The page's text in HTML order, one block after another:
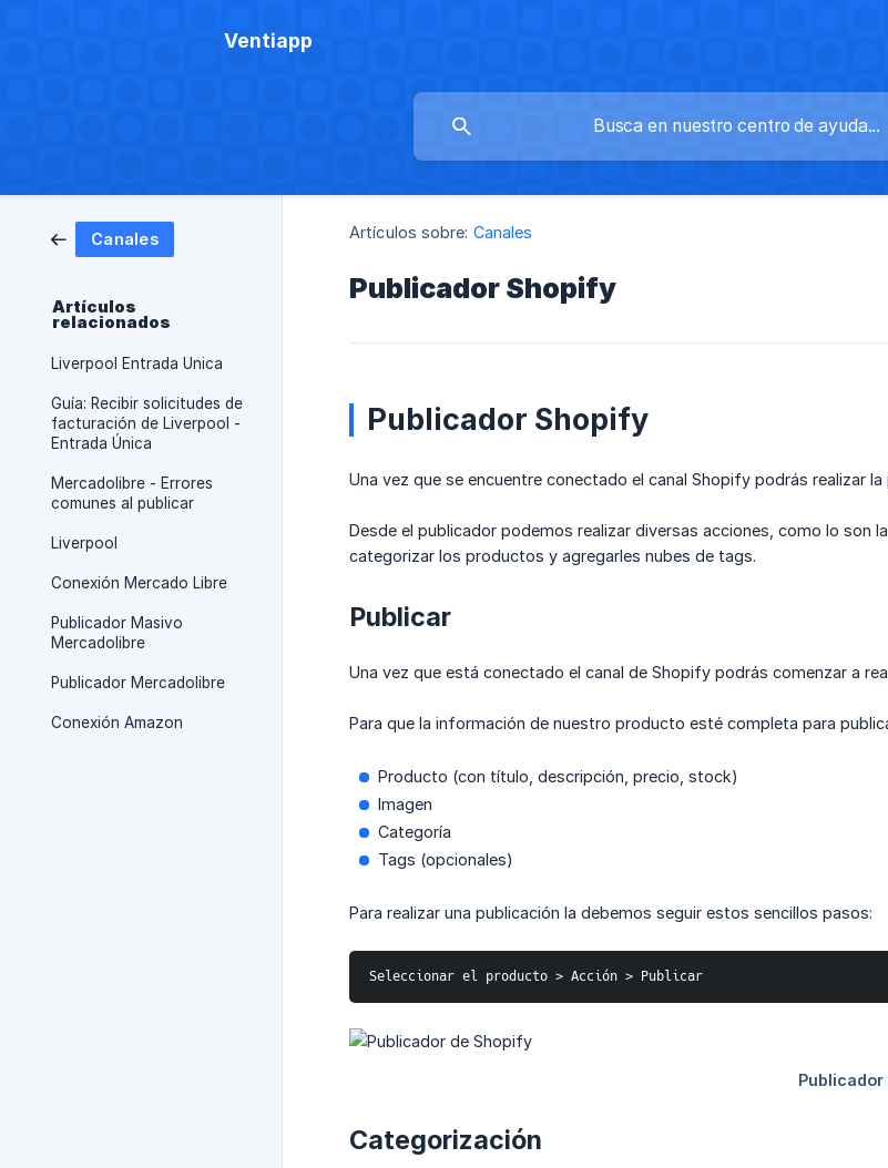
Ventiapp
Canales
Artículos
relacionados
Liverpool Entrada Unica
Guía: Recibir solicitudes de
facturación de Liverpool -
Entrada Única
Mercadolibre - Errores
comunes al publicar
Liverpool
Conexión Mercado Libre
Publicador Masivo
Mercadolibre
Publicador Mercadolibre
Conexión Amazon
Artículos sobre: Canales
Publicador Shopify
Publicador Shopify
Una vez que se encuentre conectado el canal Shopify podrás realizar
Desde el publicador podemos realizar diversas acciones, como lo son
categorizar los productos y agregarles nubes de tags.
Publicar
Una vez que está conectado el canal de Shopify podrás comenzar a
Para que la información de nuestro producto esté completa para
Producto (con título, descripción, precio, stock)
Imagen
Categoría
Tags (opcionales)
Para realizar una publicación la debemos seguir estos sencillos pasos:
Seleccionar el producto > Acción > Publicar
Categorización